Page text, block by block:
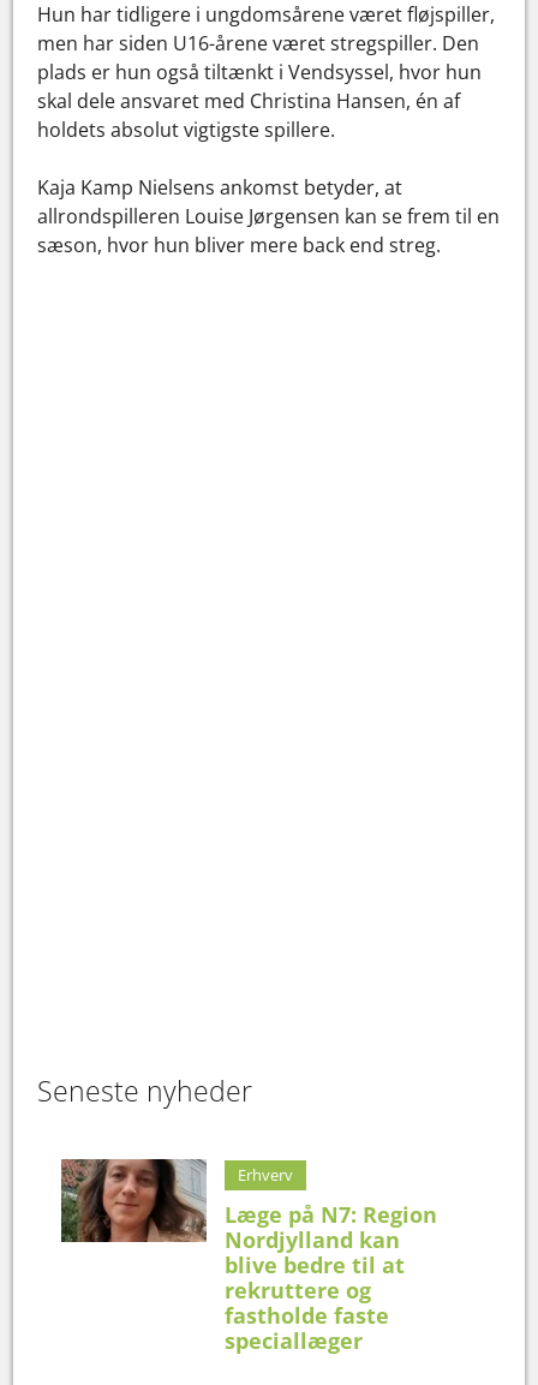
Hun har tidligere i ungdomsårene været fløjspiller,
men har siden U16-årene været stregspiller. Den
plads er hun også tiltænkt i Vendsyssel, hvor hun
skal dele ansvaret med Christina Hansen, én af
holdets absolut vigtigste spillere.
Kaja Kamp Nielsens ankomst betyder, at
allrondspilleren Louise Jørgensen kan se frem til en
sæson, hvor hun bliver mere back end streg.
Seneste nyheder
Erhverv
Læge på N7: Region
Nordjylland kan
blive bedre til at
rekruttere og
fastholde faste
speciallæger